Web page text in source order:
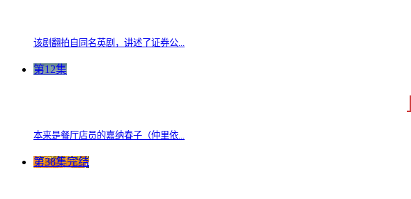
该剧翻拍自同名英剧，讲述了证券公...
第12集
本来是餐厅店员的嘉纳春子（仲里依...
第38集完结